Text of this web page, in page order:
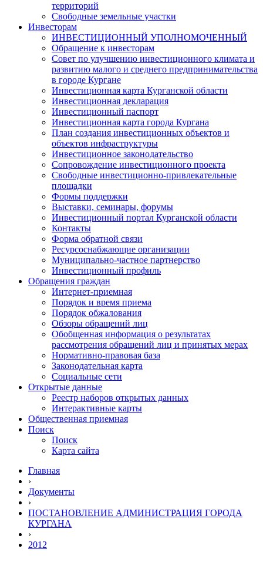
территорий
Свободные земельные участки
Инвесторам
ИНВЕСТИЦИОННЫЙ УПОЛНОМОЧЕННЫЙ
Обращение к инвесторам
Совет по улучшению инвестиционного климата и
развитию малого и среднего предпринимательства
в городе Кургане
Инвестиционная карта Курганской области
Инвестиционная декларация
Инвестиционный паспорт
Инвестиционная карта города Кургана
План создания инвестиционных объектов и
объектов инфраструктуры
Инвестиционное законодательство
Сопровождение инвестиционного проекта
Свободные инвестиционно-привлекательные
площадки
Формы поддержки
Выставки, семинары, форумы
Инвестиционный портал Курганской области
Контакты
Форма обратной связи
Ресурсоснабжающие организации
Муниципально-частное партнерство
Инвестиционный профиль
Обращения граждан
Интернет-приемная
Порядок и время приема
Порядок обжалования
Обзоры обращений лиц
Обобщенная информация о результатах
рассмотрения обращений лиц и принятых мерах
Нормативно-правовая база
Законодательная карта
Социальные сети
Открытые данные
Реестр наборов открытых данных
Интерактивные карты
Общественная приемная
Поиск
Поиск
Карта сайта
Главная
›
Документы
›
ПОСТАНОВЛЕНИЕ АДМИНИСТРАЦИЯ ГОРОДА
КУРГАНА
›
2012